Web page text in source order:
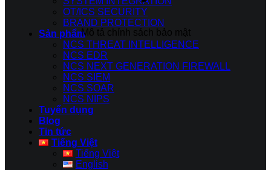
OT/ICS SECURITY
BRAND PROTECTION
Sản phẩm
NCS THREAT INTELLIGENCE
NCS EDR
NCS NEXT GENERATION FIREWALL
NCS SIEM
NCS SOAR
NCS NIPS
Tuyển dụng
Blog
Tin tức
Tiếng Việt
Tiếng Việt
English
Mô tả chính sách bảo mật